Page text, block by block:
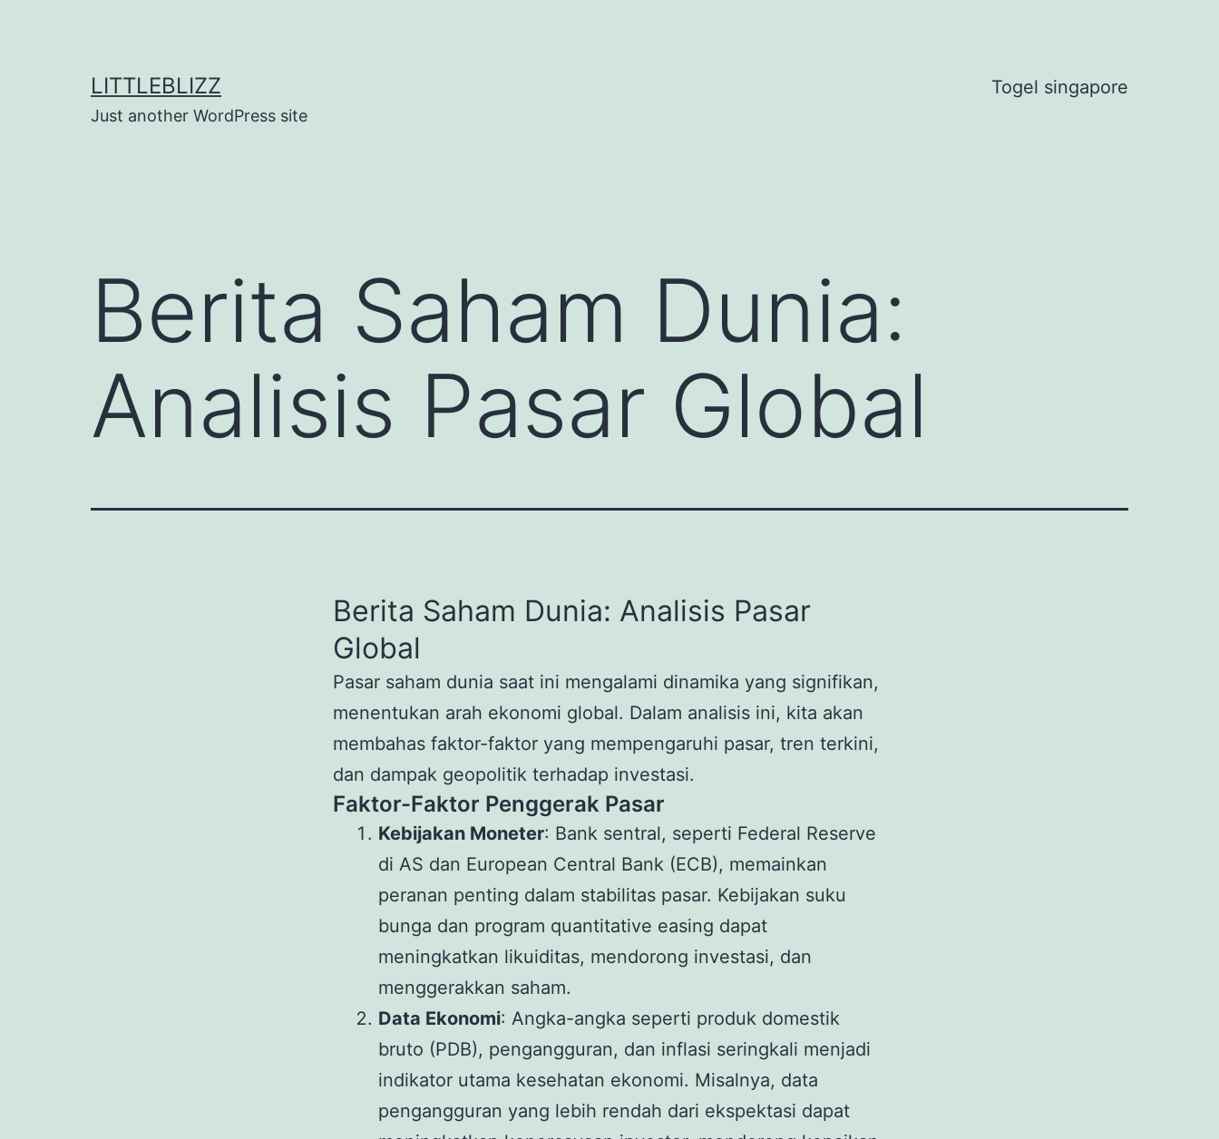
LITTLEBLIZZ
Just another WordPress site
Togel singapore
Berita Saham Dunia:
Analisis Pasar Global
Berita Saham Dunia: Analisis Pasar
Global
Pasar saham dunia saat ini mengalami dinamika yang signifikan,
menentukan arah ekonomi global. Dalam analisis ini, kita akan
membahas faktor-faktor yang mempengaruhi pasar, tren terkini,
dan dampak geopolitik terhadap investasi.
Faktor-Faktor Penggerak Pasar
Kebijakan Moneter: Bank sentral, seperti Federal Reserve
di AS dan European Central Bank (ECB), memainkan
peranan penting dalam stabilitas pasar. Kebijakan suku
bunga dan program quantitative easing dapat
meningkatkan likuiditas, mendorong investasi, dan
menggerakkan saham.
Data Ekonomi: Angka-angka seperti produk domestik
bruto (PDB), pengangguran, dan inflasi seringkali menjadi
indikator utama kesehatan ekonomi. Misalnya, data
pengangguran yang lebih rendah dari ekspektasi dapat